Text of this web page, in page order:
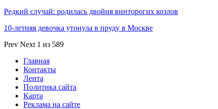
Редкий случай: родилась двойня винторогих козлов
10-летняя девочка утонула в пруду в Москве
Prev Next 1 из 589
Главная
Контакты
Лента
Политика сайта
Карта
Реклама на сайте